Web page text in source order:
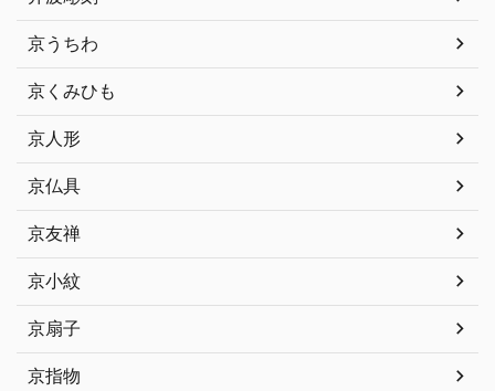
京うちわ
京くみひも
京人形
京仏具
京友禅
京小紋
京扇子
京指物